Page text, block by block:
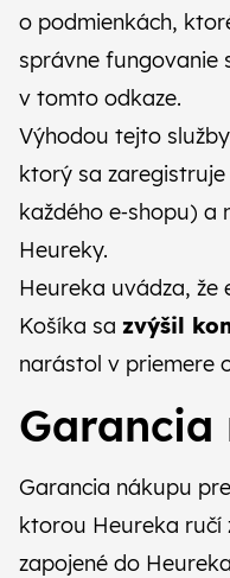
o podmienkách,
správne fungovanie
v tomto odkaze.
Výhodou tejto
ktorý sa
každého e‑shopu)
Heureky.
Heureka uvádza, že
Košíka sa zvýšil
narástol v priemere
Garancia
Garancia nákupu
ktorou Heureka ručí
zapojené do